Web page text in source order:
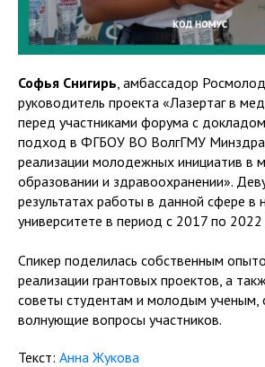
Софья Снигирь, амбассадор
руководитель проекта «Лазертаг в
перед участниками форума с
подход в ФГБОУ ВО ВолгГМУ
реализации молодежных инициатив в
образовании и здравоохранении».
результатах работы в данной сфере в
университете в период с 2017 по 2022
Спикер поделилась собственным
реализации грантовых проектов, а
советы студентам и молодым ученым,
волнующие вопросы участников.
Текст: Анна Жукова